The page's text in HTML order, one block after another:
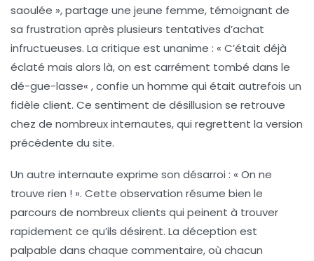
saoulée », partage une jeune femme, témoignant de
sa frustration après plusieurs tentatives d’achat
infructueuses. La critique est unanime : « C’était déjà
éclaté mais alors là, on est carrément tombé dans le
dé-gue-lasse« , confie un homme qui était autrefois un
fidèle client. Ce sentiment de désillusion se retrouve
chez de nombreux internautes, qui regrettent la version
précédente du site.
Un autre internaute exprime son désarroi : « On ne
trouve rien ! ». Cette observation résume bien le
parcours de nombreux clients qui peinent à trouver
rapidement ce qu’ils désirent. La déception est
palpable dans chaque commentaire, où chacun